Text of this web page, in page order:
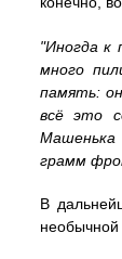
"Иногда к
много
память:
всё это
Машенька
грамм
В
необычной